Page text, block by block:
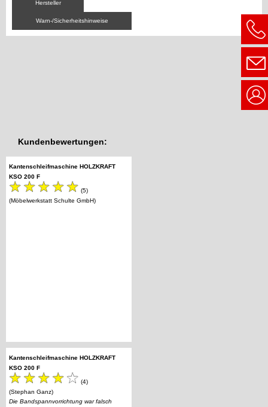
Hersteller
Warn-/Sicherheitshinweise
Kundenbewertungen:
Kantenschleifmaschine HOLZKRAFT
KSO 200 F
(5)
(Möbelwerkstatt Schulte GmbH)
Kantenschleifmaschine HOLZKRAFT
KSO 200 F
(4)
(Stephan Ganz)
Die Bandspannvorrichtung war falsch